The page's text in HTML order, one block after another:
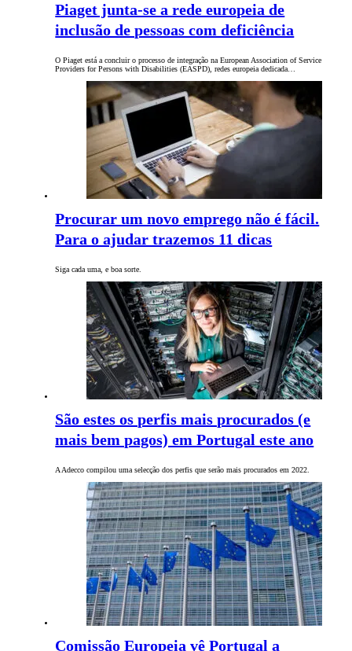
Piaget junta-se a rede europeia de
inclusão de pessoas com deficiência
O Piaget está a concluir o processo de integração na European Association of Service
Providers for Persons with Disabilities (EASPD), redes europeia dedicada…
Procurar um novo emprego não é fácil.
Para o ajudar trazemos 11 dicas
Siga cada uma, e boa sorte.
São estes os perfis mais procurados (e
mais bem pagos) em Portugal este ano
A Adecco compilou uma selecção dos perfis que serão mais procurados em 2022.
Comissão Europeia vê Portugal a